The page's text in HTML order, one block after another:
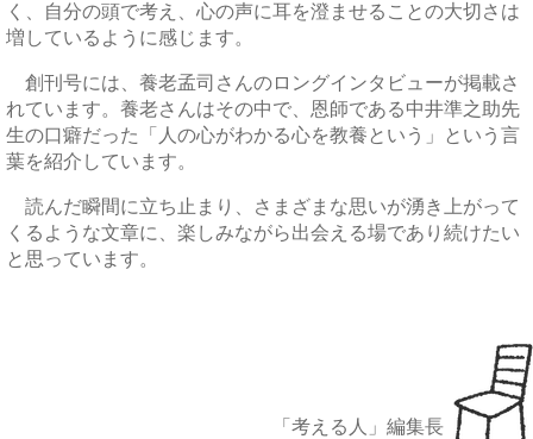
く、自分の頭で考え、心の声に耳を澄ませることの大切さは
増しているように感じます。
創刊号には、養老孟司さんのロングインタビューが掲載さ
れています。養老さんはその中で、恩師である中井準之助先
生の口癖だった「人の心がわかる心を教養という」という言
葉を紹介しています。
読んだ瞬間に立ち止まり、さまざまな思いが湧き上がって
くるような文章に、楽しみながら出会える場であり続けたい
と思っています。
「考える人」編集長